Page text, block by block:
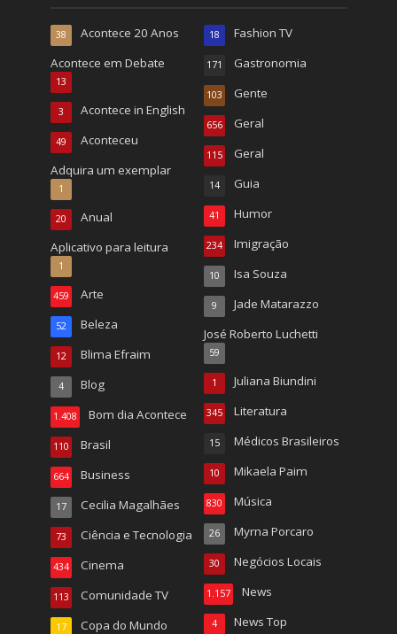
Acontece 20 Anos
38
Acontece em Debate
13
Acontece in English
3
Aconteceu
49
Adquira um exemplar
1
Anual
20
Aplicativo para leitura
1
Arte
459
Beleza
52
Blima Efraim
12
Blog
4
Bom dia Acontece
1.408
Brasil
110
Business
664
Cecilia Magalhães
17
Ciência e Tecnologia
73
Cinema
434
Comunidade TV
113
Copa do Mundo
17
Fashion TV
18
Gastronomia
171
Gente
103
Geral
656
Geral
115
Guia
14
Humor
41
Imigração
234
Isa Souza
10
Jade Matarazzo
9
José Roberto Luchetti
59
Juliana Biundini
1
Literatura
345
Médicos Brasileiros
15
Mikaela Paim
10
Música
830
Myrna Porcaro
26
Negócios Locais
30
News
1.157
News Top
4